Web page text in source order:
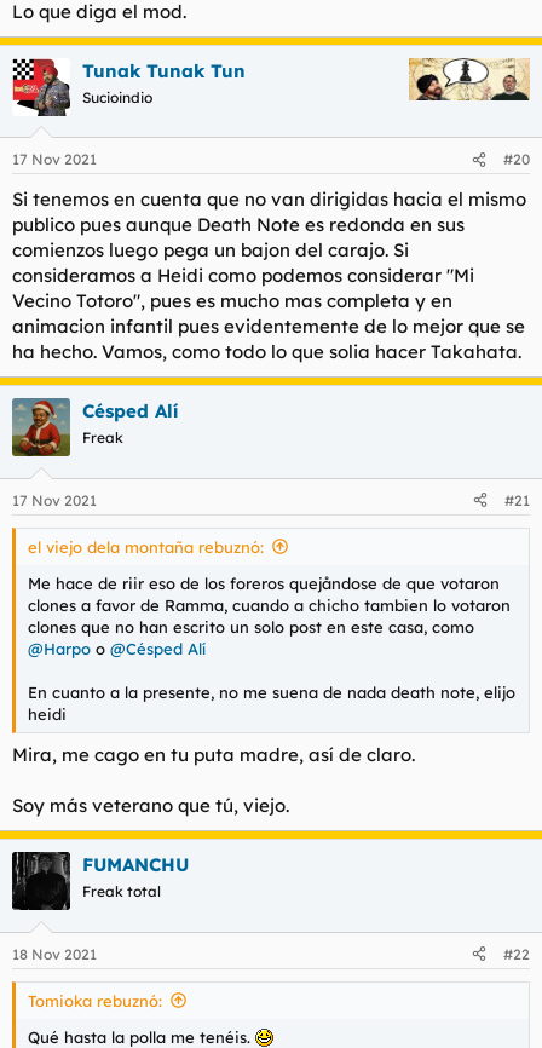
Lo que diga el mod.
Tunak Tunak Tun
Sucioindio
17 Nov 2021 #20
Si tenemos en cuenta que no van dirigidas hacia el mismo
publico pues aunque Death Note es redonda en sus
comienzos luego pega un bajon del carajo. Si
consideramos a Heidi como podemos considerar "Mi
Vecino Totoro", pues es mucho mas completa y en
animacion infantil pues evidentemente de lo mejor que se
ha hecho. Vamos, como todo lo que solia hacer Takahata.
Césped Alí
Freak
17 Nov 2021 #21
el viejo dela montaña rebuznó:
Me hace de riir eso de los foreros quejåndose de que votaron
clones a favor de Ramma, cuando a chicho tambien lo votaron
clones que no han escrito un solo post en este casa, como
@Harpo o @Césped Alí
En cuanto a la presente, no me suena de nada death note, elijo
heidi
Mira, me cago en tu puta madre, así de claro.
Soy más veterano que tú, viejo.
FUMANCHU
Freak total
18 Nov 2021 #22
Tomioka rebuznó:
Qué hasta la polla me tenéis.